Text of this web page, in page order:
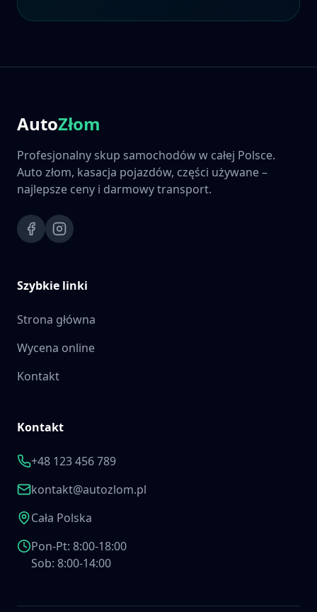
AutoZłom
Profesjonalny skup samochodów w całej Polsce.
Auto złom, kasacja pojazdów, części używane –
najlepsze ceny i darmowy transport.
Szybkie linki
Strona główna
Wycena online
Kontakt
Kontakt
+48 123 456 789
kontakt@autozlom.pl
Cała Polska
Pon-Pt: 8:00-18:00
Sob: 8:00-14:00